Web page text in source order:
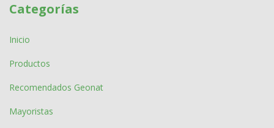
Categorías
Inicio
Productos
Recomendados Geonat
Mayoristas